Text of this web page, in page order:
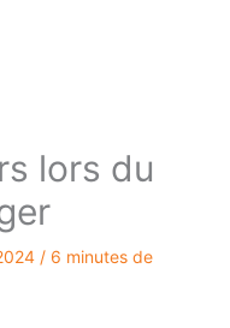
lors du
/ 6 minutes de